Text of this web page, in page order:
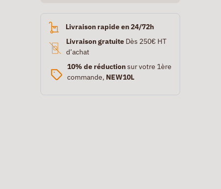
Livraison rapide en 24/72h
Livraison gratuiteDès 250€ HT
d’achat
10% de réductionsur votre 1ère
commande, NEW10L